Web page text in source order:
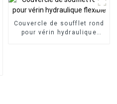
en aluminium
Couvercle de soufflet rond
pour vérin hydraulique